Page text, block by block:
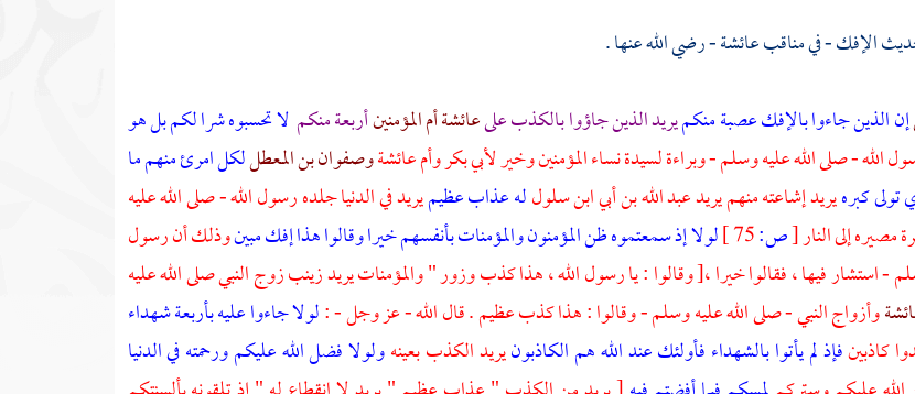
الإفك - في مناقبعائشة- رضي الله عنها .
إن الذين جاءوا بالإفك عصبة منكميريد الذين جاؤوا بالكذب علىعائشة أم المؤمنينأربعة منكم لا تحسبوه شرا لكم بل هو
الله - صلى الله عليه وسلم - وبراءة لسيدة نساء المؤمنين وخيرلأبي بكروأم عائشةوصفوان بن المعطللكل امرئ منهم ما
كبرهيريد إشاعته منهم يريدعبد الله بن أبي ابن سلولله عذاب عظيميريد في الدنيا جلده رسول الله - صلى الله عليه
مصيره إلى النار[ص: لولا إذ سمعتموه ظن المؤمنون والمؤمنات بأنفسهم خيرا وقالوا هذا إفك مبينوذلك أن رسول
- استشار فيها ، فقالوا خيرا ،[ وقالوا : يا رسول الله ، هذا كذب وزور " والمؤمنات يريد زينب زوج النبي صلى الله عليه
وأزواج النبي - صلى الله عليه وسلم - وقالوا : هذا كذب عظيم . قال الله - عز وجل - :لولا جاءوا عليه بأربعة شهداء
كاذبينفإذ لم يأتوا بالشهداء فأولئك عند الله هم الكاذبونيريد الكذب بعينهولولا فضل الله عليكم ورحمته في الدنيا